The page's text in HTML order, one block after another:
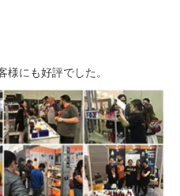
にも好評でした。